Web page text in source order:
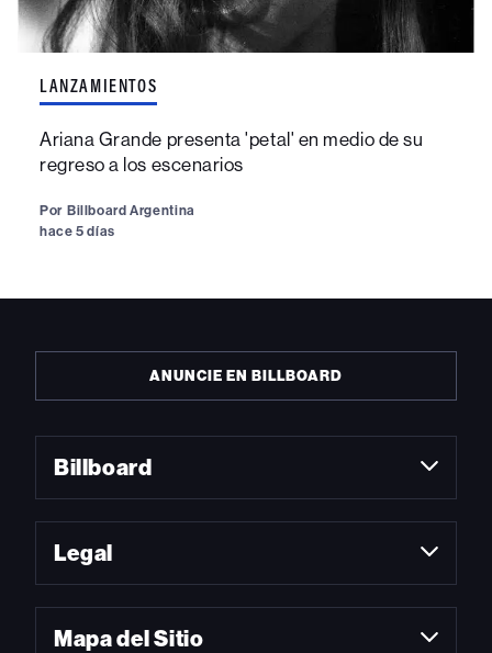
LANZAMIENTOS
Ariana Grande presenta 'petal' en medio de su
regreso a los escenarios
Por Billboard Argentina
hace 5 días
ANUNCIE EN BILLBOARD
Billboard
Legal
Mapa del Sitio